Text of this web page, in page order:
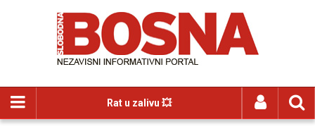
Rat u zalivu 💥